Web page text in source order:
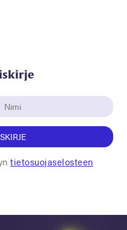
tietosuojaselosteen